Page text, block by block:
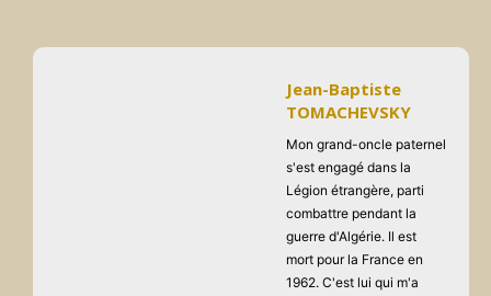
Jean-Baptiste
TOMACHEVSKY
Mon grand-oncle paternel
s'est engagé dans la
Légion étrangère, parti
combattre pendant la
guerre d'Algérie. Il est
mort pour la France en
1962. C'est lui qui m'a